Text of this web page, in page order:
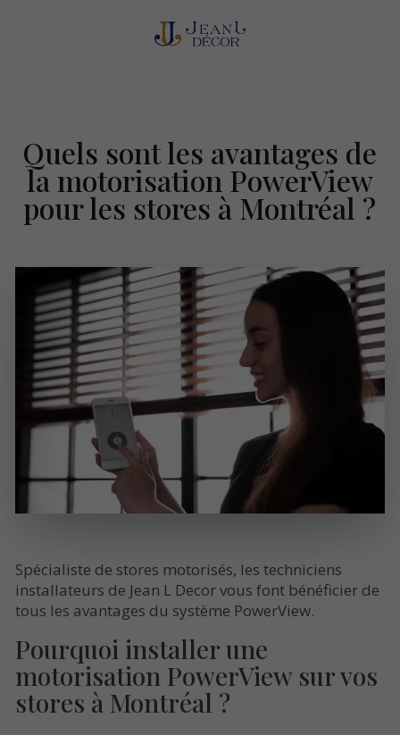
Quels sont les avantages de
la motorisation PowerView
pour les stores à Montréal ?
Spécialiste de stores motorisés, les techniciens
installateurs de Jean L Decor vous font bénéficier de
tous les avantages du système PowerView.
Pourquoi installer une
motorisation PowerView sur vos
stores à Montréal ?